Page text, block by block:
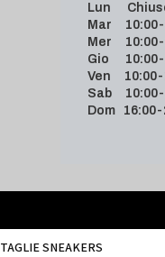
Lun
Mar 10:00-
Mer 10:00-
Gio 10:00-
Ven 10:00-
Sab 10:00-
Dom 16:00-
TAGLIE SNEAKERS